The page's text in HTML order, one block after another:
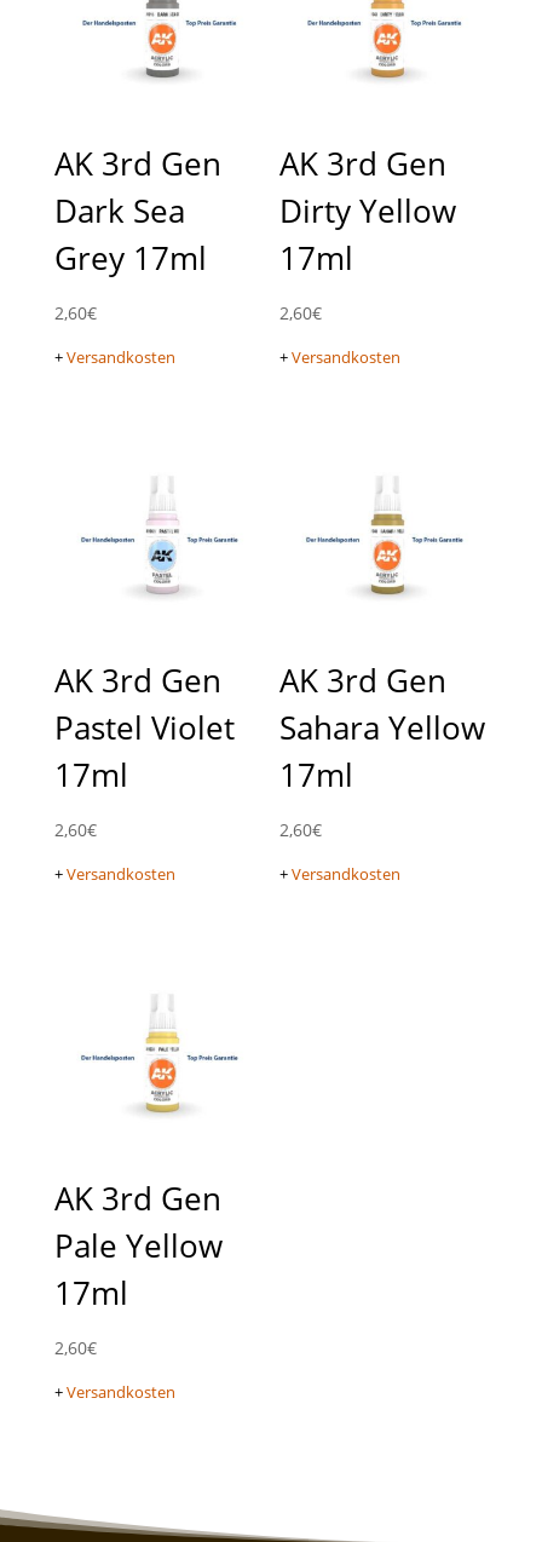
AK 3rd Gen
Dark Sea
Grey 17ml
2,60€
+Versandkosten
AK 3rd Gen
Dirty Yellow
17ml
2,60€
+Versandkosten
AK 3rd Gen
Pastel Violet
17ml
2,60€
+Versandkosten
AK 3rd Gen
Sahara Yellow
17ml
2,60€
+Versandkosten
AK 3rd Gen
Pale Yellow
17ml
2,60€
+Versandkosten